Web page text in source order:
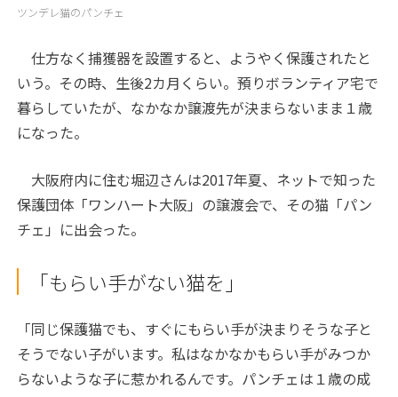
ツンデレ猫のパンチェ
仕方なく捕獲器を設置すると、ようやく保護されたと
いう。その時、生後2カ月くらい。預りボランティア宅で
暮らしていたが、なかなか譲渡先が決まらないまま１歳
になった。
大阪府内に住む堀辺さんは2017年夏、ネットで知った
保護団体「ワンハート大阪」の譲渡会で、その猫「パン
チェ」に出会った。
「もらい手がない猫を」
「同じ保護猫でも、すぐにもらい手が決まりそうな子と
そうでない子がいます。私はなかなかもらい手がみつか
らないような子に惹かれるんです。パンチェは１歳の成